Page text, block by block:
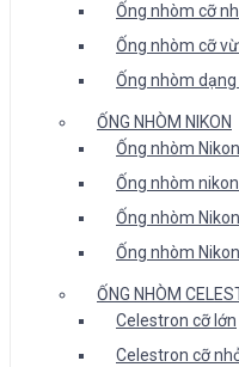
Ống nhòm cỡ
Ống nhòm cỡ
Ống nhòm
ỐNG NHÒM NIKON
Ống nhòm
Ống nhòm
Ống nhòm
Ống nhòm
ỐNG NHÒM
Celestron cỡ lớn
Celestron cỡ